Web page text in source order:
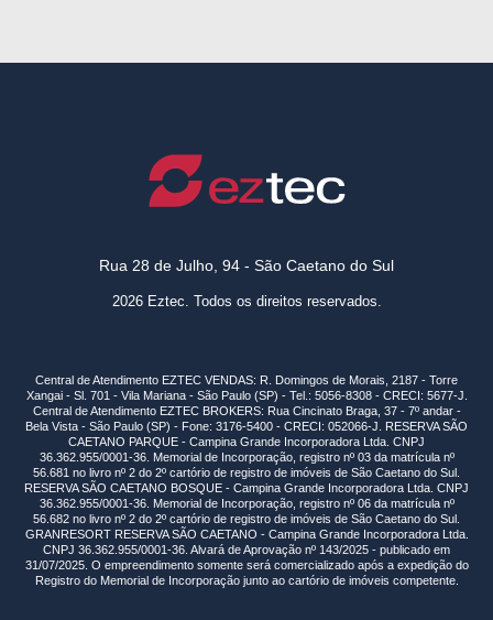
Rua 28 de Julho, 94 - São Caetano do Sul
2026 Eztec. Todos os direitos reservados.
Central de Atendimento EZTEC VENDAS: R. Domingos de Morais, 2187 - Torre
Xangai - Sl. 701 - Vila Mariana - São Paulo (SP) - Tel.: 5056-8308 - CRECI: 5677-J.
Central de Atendimento EZTEC BROKERS: Rua Cincinato Braga, 37 - 7º andar -
Bela Vista - São Paulo (SP) - Fone: 3176-5400 - CRECI: 052066-J. RESERVA SÃO
CAETANO PARQUE - Campina Grande Incorporadora Ltda. CNPJ
36.362.955/0001-36. Memorial de Incorporação, registro nº 03 da matrícula nº
56.681 no livro nº 2 do 2º cartório de registro de imóveis de São Caetano do Sul.
RESERVA SÃO CAETANO BOSQUE - Campina Grande Incorporadora Ltda. CNPJ
36.362.955/0001-36. Memorial de Incorporação, registro nº 06 da matrícula nº
56.682 no livro nº 2 do 2º cartório de registro de imóveis de São Caetano do Sul.
GRANRESORT RESERVA SÃO CAETANO - Campina Grande Incorporadora Ltda.
CNPJ 36.362.955/0001-36. Alvará de Aprovação nº 143/2025 - publicado em
31/07/2025. O empreendimento somente será comercializado após a expedição do
Registro do Memorial de Incorporação junto ao cartório de imóveis competente.